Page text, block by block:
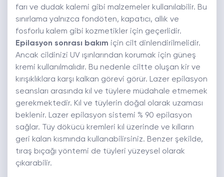
farı ve dudak kalemi gibi malzemeler kullanılabilir. Bu
sınırlama yalnızca fondöten, kapatıcı, allık ve
fosforlu kalem gibi kozmetikler için geçerlidir.
Epilasyon sonrası bakım için cilt dinlendirilmelidir.
Ancak cildinizi UV ışınlarından korumak için güneş
kremi kullanılmalıdır. Bu nedenle ciltte oluşan kir ve
kırışıklıklara karşı kalkan görevi görür. Lazer epilasyon
seansları arasında kıl ve tüylere müdahale etmemek
gerekmektedir. Kıl ve tüylerin doğal olarak uzaması
beklenir. Lazer epilasyon sistemi % 90 epilasyon
sağlar. Tüy dökücü kremleri kıl üzerinde ve kılların
geri kalan kısmında kullanabilirsiniz. Benzer şekilde,
tıraş bıçağı yöntemi de tüyleri yüzeysel olarak
çıkarabilir.